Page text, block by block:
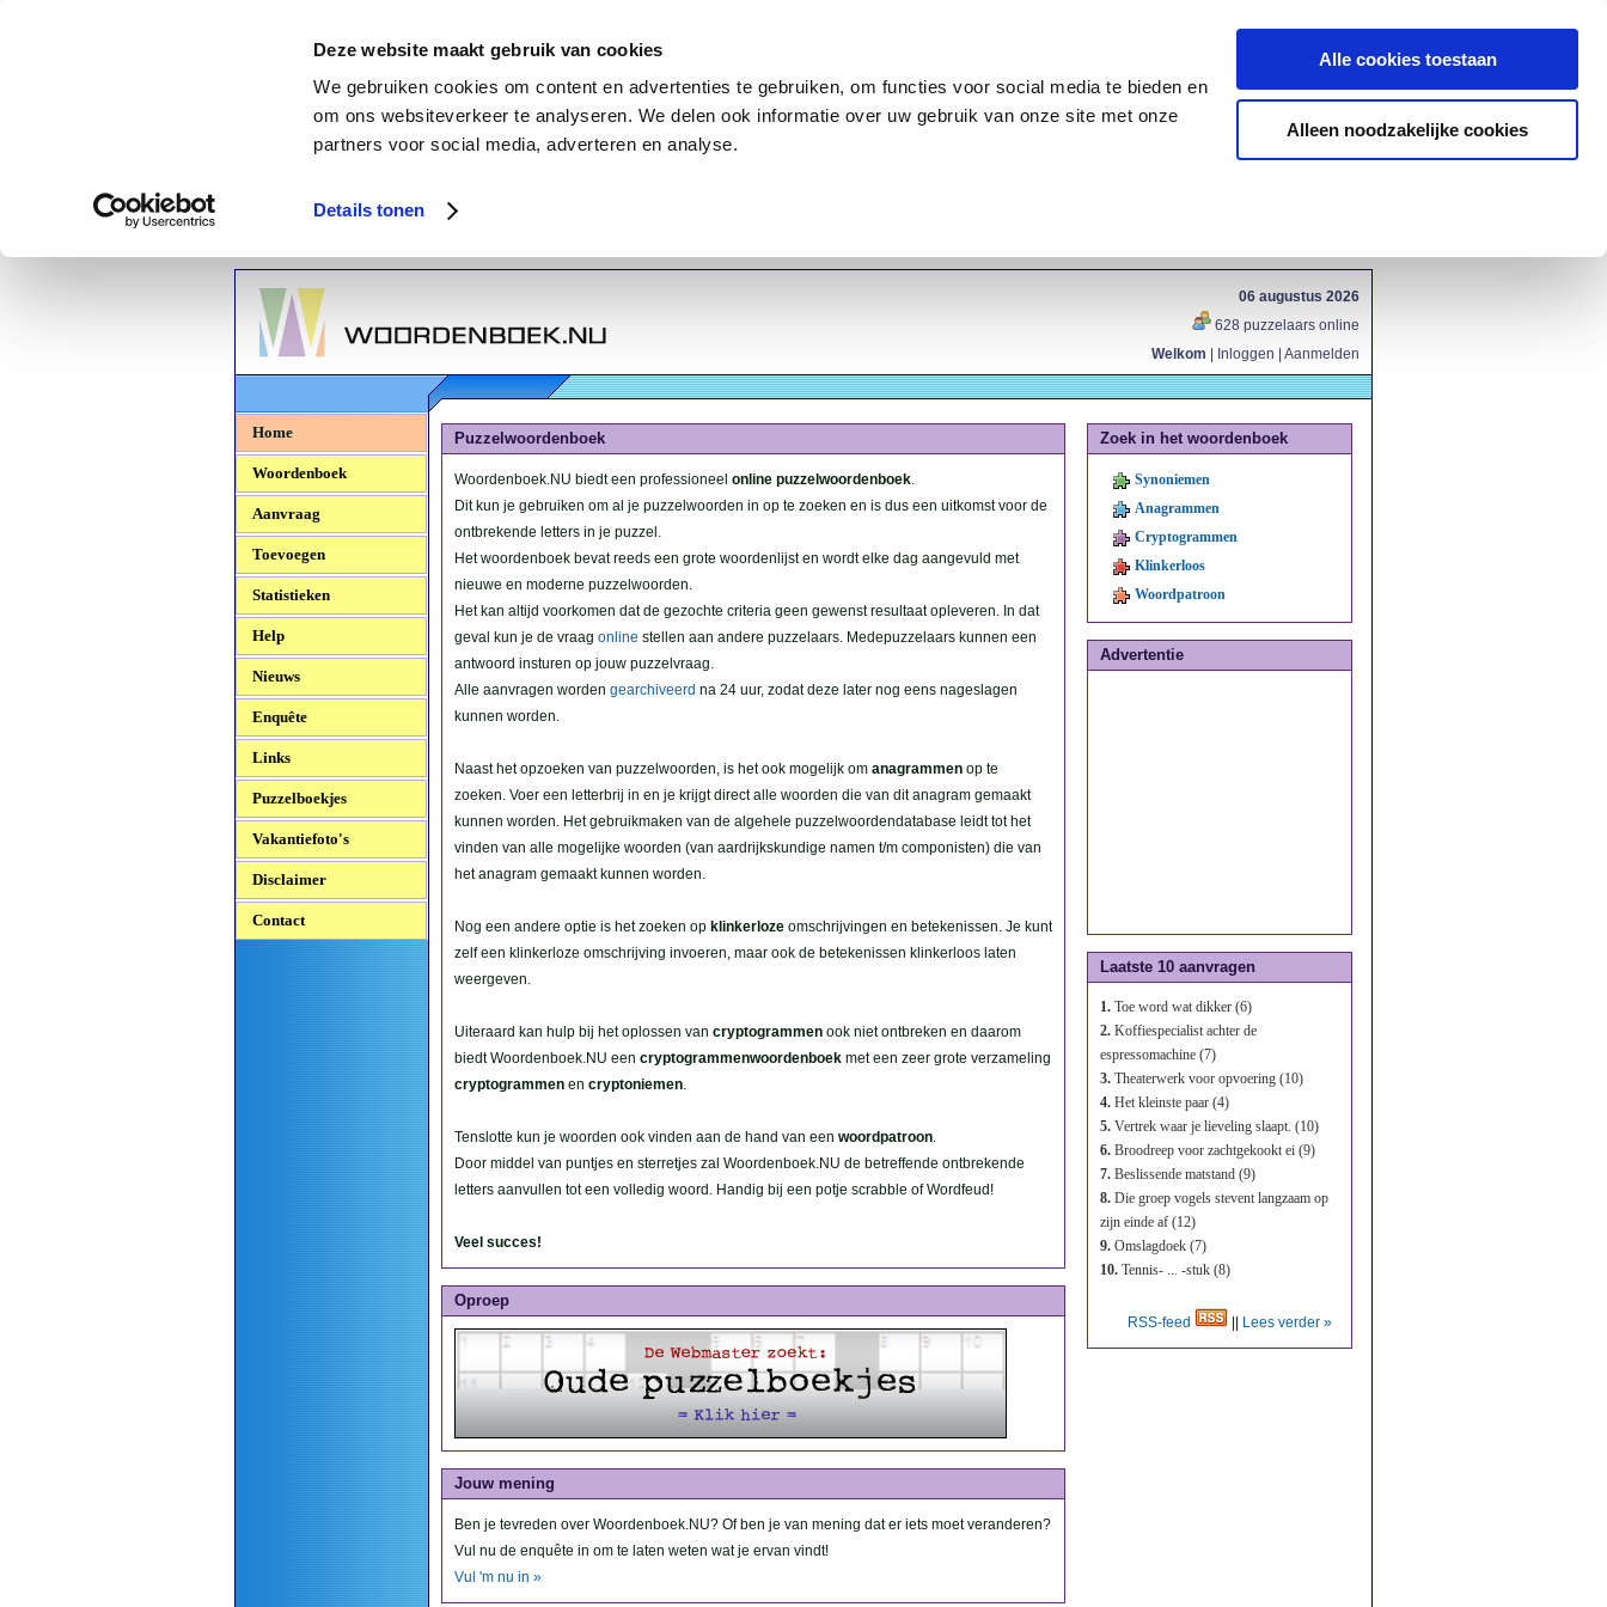
Deze website maakt gebruik van cookies
We gebruiken cookies om content en advertenties te gebruiken, om functies voor social media te bieden en
om ons websiteverkeer te analyseren. We delen ook informatie over uw gebruik van onze site met onze
partners voor social media, adverteren en analyse.
Details tonen
Alle cookies toestaan
Alleen noodzakelijke cookies
Woordenboek.NU
06 augustus 2026
628 puzzelaars online
Welkom
Inloggen Aanmelden
Home
Woordenboek
Aanvraag
Toevoegen
Statistieken
Help
Nieuws
Enquête
Links
Puzzelboekjes
Vakantiefoto's
Disclaimer
Contact
Puzzelwoordenboek
Woordenboek.NU biedt een professioneel online puzzelwoordenboek.
Dit kun je gebruiken om al je puzzelwoorden in op te zoeken en is dus een uitkomst voor de
ontbrekende letters in je puzzel.
Het woordenboek bevat reeds een grote woordenlijst en wordt elke dag aangevuld met
nieuwe en moderne puzzelwoorden.
Het kan altijd voorkomen dat de gezochte criteria geen gewenst resultaat opleveren. In dat
geval kun je de vraag online stellen aan andere puzzelaars. Medepuzzelaars kunnen een
antwoord insturen op jouw puzzelvraag.
Alle aanvragen worden gearchiveerd na 24 uur, zodat deze later nog eens nageslagen
kunnen worden.
Naast het opzoeken van puzzelwoorden, is het ook mogelijk om anagrammen op te
zoeken. Voer een letterbrij in en je krijgt direct alle woorden die van dit anagram gemaakt
kunnen worden. Het gebruikmaken van de algehele puzzelwoordendatabase leidt tot het
vinden van alle mogelijke woorden (van aardrijkskundige namen t/m componisten) die van
het anagram gemaakt kunnen worden.
Nog een andere optie is het zoeken op klinkerloze omschrijvingen en betekenissen. Je kunt
zelf een klinkerloze omschrijving invoeren, maar ook de betekenissen klinkerloos laten
weergeven.
Uiteraard kan hulp bij het oplossen van cryptogrammen ook niet ontbreken en daarom
biedt Woordenboek.NU een cryptogrammenwoordenboek met een zeer grote verzameling
cryptogrammen en cryptoniemen.
Tenslotte kun je woorden ook vinden aan de hand van een woordpatroon.
Door middel van puntjes en sterretjes zal Woordenboek.NU de betreffende ontbrekende
letters aanvullen tot een volledig woord. Handig bij een potje scrabble of Wordfeud!
Veel succes!
Oproep
Jouw mening
Ben je tevreden over Woordenboek.NU? Of ben je van mening dat er iets moet veranderen?
Vul nu de enquête in om te laten weten wat je ervan vindt!
Vul 'm nu in »
Zoek in het woordenboek
Synoniemen
Anagrammen
Cryptogrammen
Klinkerloos
Woordpatroon
Advertentie
Laatste 10 aanvragen
1. Toe word wat dikker (6)
2. Koffiespecialist achter de
espressomachine (7)
3. Theaterwerk voor opvoering (10)
4. Het kleinste paar (4)
5. Vertrek waar je lieveling slaapt. (10)
6. Broodreep voor zachtgekookt ei (9)
7. Beslissende matstand (9)
8. Die groep vogels stevent langzaam op
zijn einde af (12)
9. Omslagdoek (7)
10. Tennis- ... -stuk (8)
RSS-feed Lees verder »